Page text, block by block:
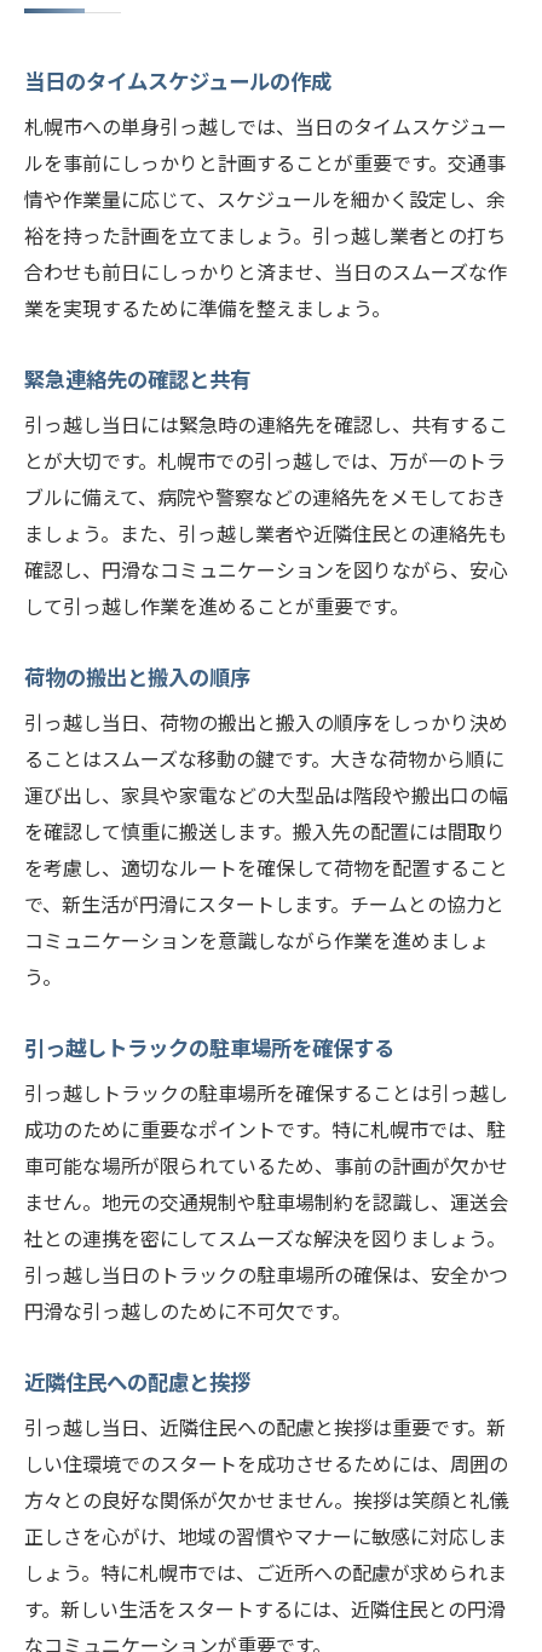
当日のタイムスケジュールの作成
札幌市への単身引っ越しでは、当日のタイムスケジュー
ルを事前にしっかりと計画することが重要です。交通事
情や作業量に応じて、スケジュールを細かく設定し、余
裕を持った計画を立てましょう。引っ越し業者との打ち
合わせも前日にしっかりと済ませ、当日のスムーズな作
業を実現するために準備を整えましょう。
緊急連絡先の確認と共有
引っ越し当日には緊急時の連絡先を確認し、共有するこ
とが大切です。札幌市での引っ越しでは、万が一のトラ
ブルに備えて、病院や警察などの連絡先をメモしておき
ましょう。また、引っ越し業者や近隣住民との連絡先も
確認し、円滑なコミュニケーションを図りながら、安心
して引っ越し作業を進めることが重要です。
荷物の搬出と搬入の順序
引っ越し当日、荷物の搬出と搬入の順序をしっかり決め
ることはスムーズな移動の鍵です。大きな荷物から順に
運び出し、家具や家電などの大型品は階段や搬出口の幅
を確認して慎重に搬送します。搬入先の配置には間取り
を考慮し、適切なルートを確保して荷物を配置すること
で、新生活が円滑にスタートします。チームとの協力と
コミュニケーションを意識しながら作業を進めましょ
う。
引っ越しトラックの駐車場所を確保する
引っ越しトラックの駐車場所を確保することは引っ越し
成功のために重要なポイントです。特に札幌市では、駐
車可能な場所が限られているため、事前の計画が欠かせ
ません。地元の交通規制や駐車場制約を認識し、運送会
社との連携を密にしてスムーズな解決を図りましょう。
引っ越し当日のトラックの駐車場所の確保は、安全かつ
円滑な引っ越しのために不可欠です。
近隣住民への配慮と挨拶
引っ越し当日、近隣住民への配慮と挨拶は重要です。新
しい住環境でのスタートを成功させるためには、周囲の
方々との良好な関係が欠かせません。挨拶は笑顔と礼儀
正しさを心がけ、地域の習慣やマナーに敏感に対応しま
しょう。特に札幌市では、ご近所への配慮が求められま
す。新しい生活をスタートするには、近隣住民との円滑
なコミュニケーションが重要です。